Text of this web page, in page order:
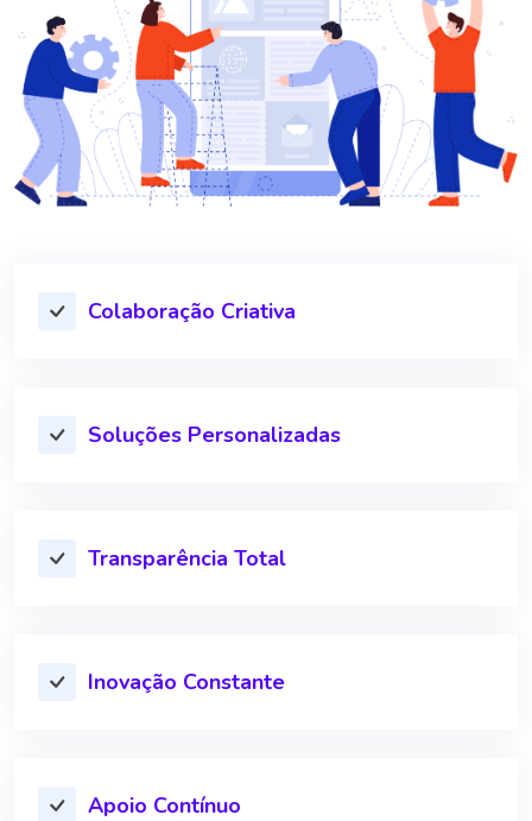
Colaboração Criativa
Soluções Personalizadas
Transparência Total
Inovação Constante
Apoio Contínuo